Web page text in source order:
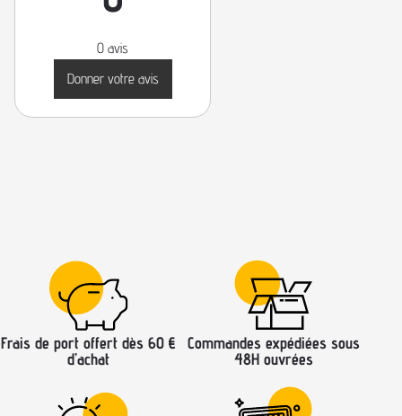
0 avis
Donner votre avis
Frais de port offert dès 60 €
d’achat
Commandes expédiées sous
48H ouvrées